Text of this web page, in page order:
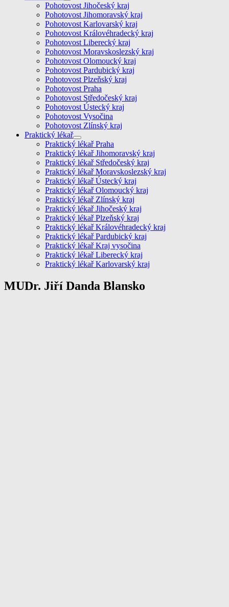
Pohotovost Jihočeský kraj
Pohotovost Jihomoravský kraj
Pohotovost Karlovarský kraj
Pohotovost Královéhradecký kraj
Pohotovost Liberecký kraj
Pohotovost Moravskoslezský kraj
Pohotovost Olomoucký kraj
Pohotovost Pardubický kraj
Pohotovost Plzeňský kraj
Pohotovost Praha
Pohotovost Středočeský kraj
Pohotovost Ústecký kraj
Pohotovost Vysočina
Pohotovost Zlínský kraj
Praktický lékař
Praktický lékař Praha
Praktický lékař Jihomoravský kraj
Praktický lékař Středočeský kraj
Praktický lékař Moravskoslezský kraj
Praktický lékař Ústecký kraj
Praktický lékař Olomoucký kraj
Praktický lékař Zlínský kraj
Praktický lékař Jihočeský kraj
Praktický lékař Plzeňský kraj
Praktický lékař Královéhradecký kraj
Praktický lékař Pardubický kraj
Praktický lékař Kraj vysočina
Praktický lékař Liberecký kraj
Praktický lékař Karlovarský kraj
MUDr. Jiří Danda Blansko